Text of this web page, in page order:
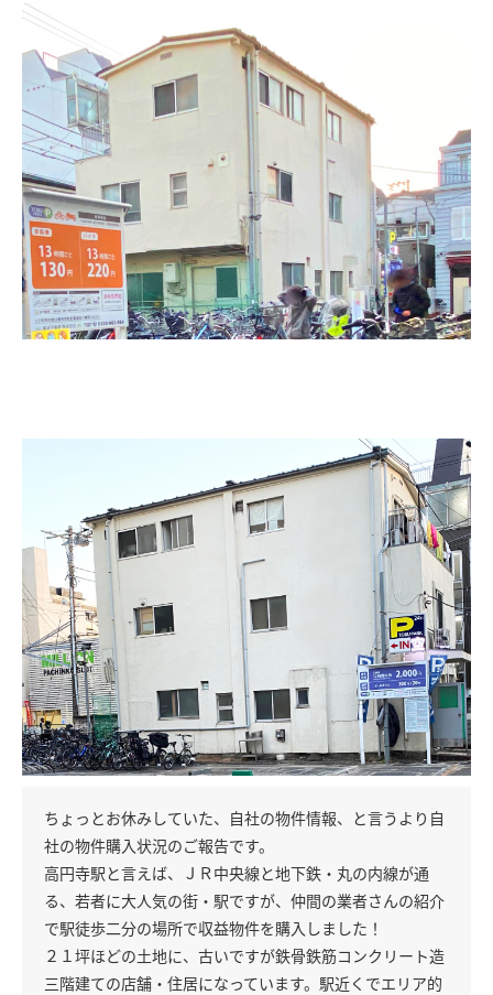
ちょっとお休みしていた、自社の物件情報、と言うより自
社の物件購入状況のご報告です。
高円寺駅と言えば、ＪＲ中央線と地下鉄・丸の内線が通
る、若者に大人気の街・駅ですが、仲間の業者さんの紹介
で駅徒歩二分の場所で収益物件を購入しました！
２１坪ほどの土地に、古いですが鉄骨鉄筋コンクリート造
三階建ての店舗・住居になっています。駅近くでエリア的